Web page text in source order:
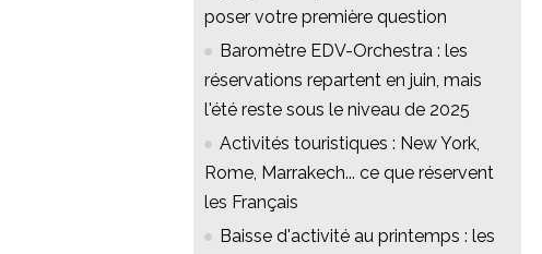
poser votre première question
Baromètre EDV-Orchestra : les
réservations repartent en juin, mais
l'été reste sous le niveau de 2025
Activités touristiques : New York,
Rome, Marrakech... ce que réservent
les Français
Baisse d'activité au printemps : les